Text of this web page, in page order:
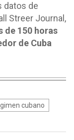
datos de
Streer Journal,
de 150 horas
de Cuba
cubano